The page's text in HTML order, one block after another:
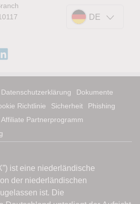
DE
Datenschutzerklärung
Dokumente
Richtlinie Sicherheit
Phishing
Affiliate Partnerprogramm